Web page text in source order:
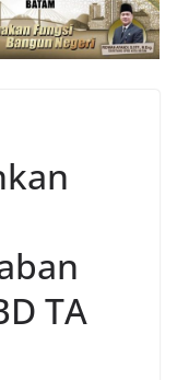
TA